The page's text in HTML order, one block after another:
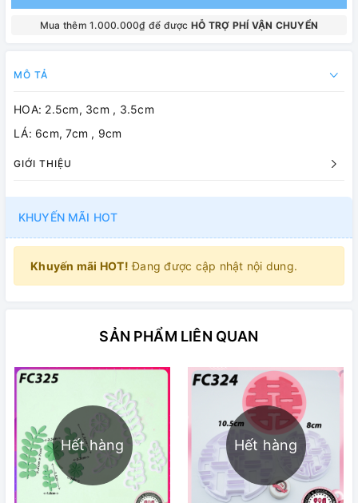
Mua thêm 1.000.000₫ để được HỖ TRỢ PHÍ VẬN CHUYỂN
MÔ TẢ
HOA: 2.5cm, 3cm , 3.5cm
LÁ: 6cm, 7cm , 9cm
GIỚI THIỆU
KHUYẾN MÃI HOT
Khuyến mãi HOT! Đang được cập nhật nội dung.
SẢN PHẨM LIÊN QUAN
Hết hàng Hết hàng